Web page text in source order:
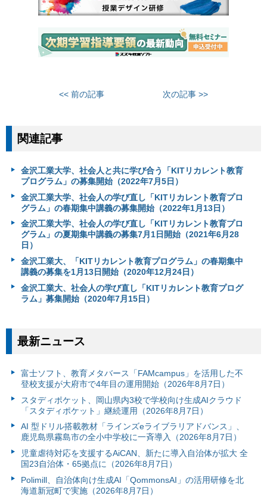
<< 前の記事 次の記事 >>
関連記事
金沢工業大学、社会人と共に学び合う「KITリカレント教育
プログラム」の募集開始（2022年7月5日）
金沢工業大学、社会人の学び直し「KITリカレント教育プロ
グラム」の春期集中講義の募集開始（2022年1月13日）
金沢工業大学、社会人の学び直し「KITリカレント教育プロ
グラム」の夏期集中講義の募集7月1日開始（2021年6月28
日）
金沢工業大、「KITリカレント教育プログラム」の春期集中
講義の募集を1月13日開始（2020年12月24日）
金沢工業大、社会人の学び直し「KITリカレント教育プログ
ラム」募集開始（2020年7月15日）
最新ニュース
富⼠ソフト、教育メタバース「FAMcampus」を活用した不
登校支援が大府市で4年目の運用開始（2026年8月7日）
スタディポケット、岡山県内3校で学校向け生成AIクラウド
「スタディポケット」継続運用（2026年8月7日）
AI 型ドリル搭載教材「ラインズeライブラリアドバンス」、
鹿児島県霧島市の全小中学校に一斉導入（2026年8月7日）
児童虐待対応を支援するAiCAN、新たに導入自治体が拡大 全
国23自治体・65拠点に（2026年8月7日）
Polimill、自治体向け生成AI「QommonsAI」の活用研修を北
海道新冠町で実施（2026年8月7日）